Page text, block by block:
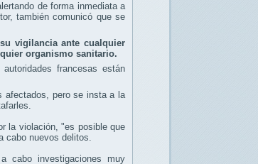
de forma inmediata a
también comunicó que se
vigilancia ante cualquier
organismo sanitario.
francesas están
afectados, pero se insta a la
la violación, "es posible que
cabo nuevos delitos.
cabo investigaciones muy